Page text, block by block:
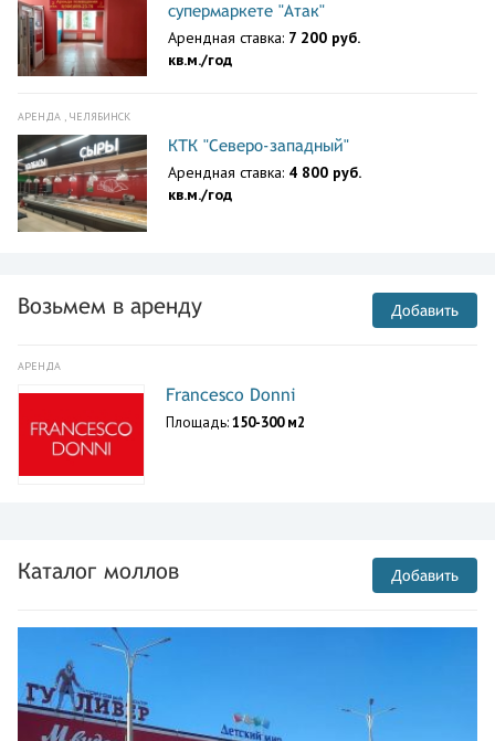
супермаркете "Атак"
Арендная ставка: 7 200 руб.
кв.м./год
АРЕНДА , ЧЕЛЯБИНСК
КТК "Северо-западный"
Арендная ставка: 4 800 руб.
кв.м./год
Возьмем в аренду Добавить
АРЕНДА
Francesco Donni
Площадь:150-300 м2
Каталог моллов Добавить